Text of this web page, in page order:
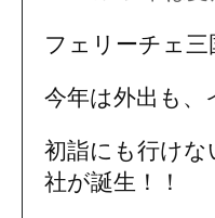
フェリーチェ
今年は外出も、
初詣にも行け
社が誕生！！